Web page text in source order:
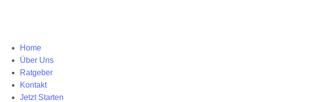
Home
Über Uns
Ratgeber
Kontakt
Jetzt Starten